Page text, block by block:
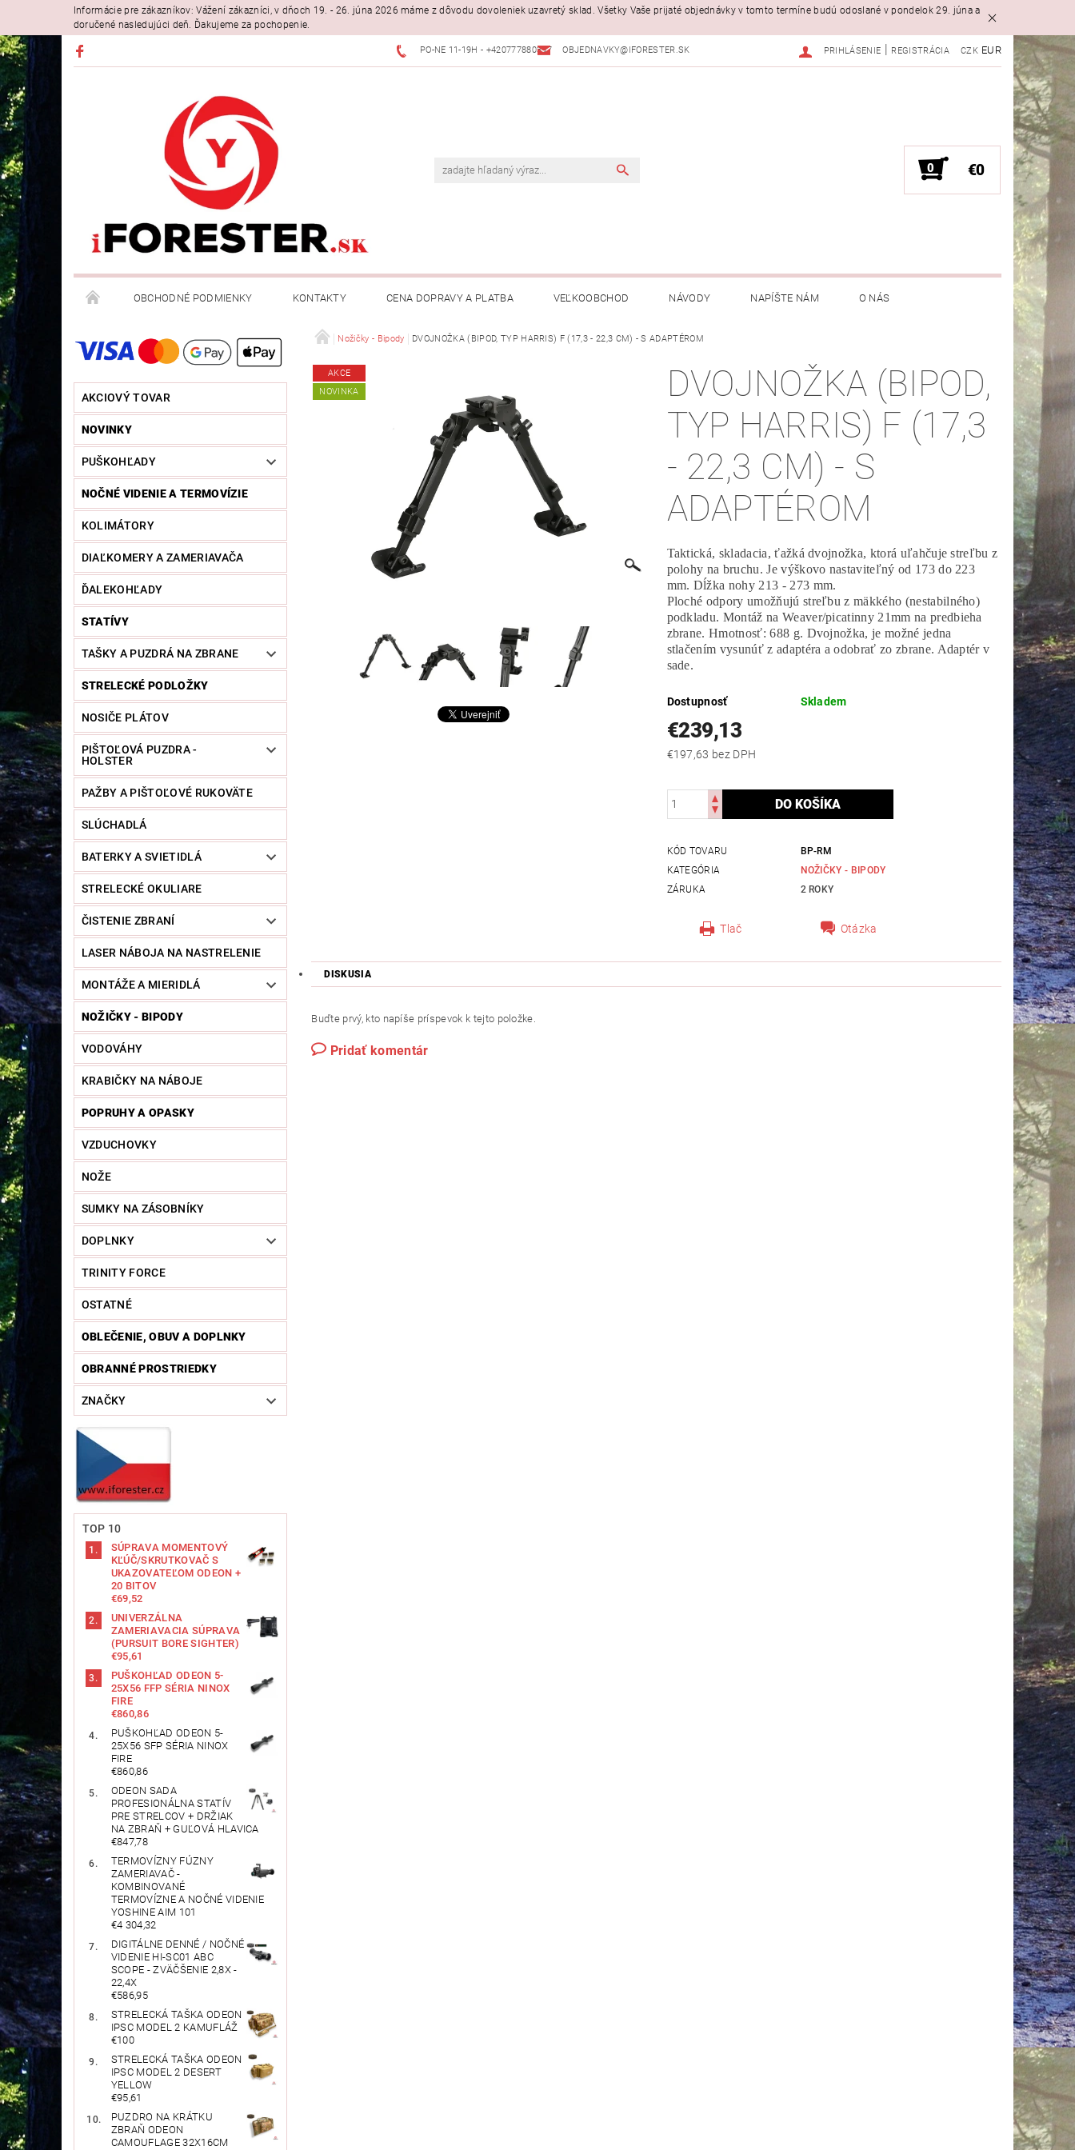
Informácie pre zákazníkov: Vážení zákazníci, v dňoch 19. - 26. júna 2026 máme z dôvodu dovoleniek uzavretý sklad. Všetky Vaše prijaté objednávky v tomto termíne budú odoslané v pondelok 29. júna a
doručené nasledujúci deň. Ďakujeme za pochopenie.
PO-NE 11-19H - +420777880397 OBJEDNAVKY@IFORESTER.SK CZK EUR
PRIHLÁSENIE REGISTRÁCIA
0 €0
OBCHODNÉ PODMIENKY KONTAKTY CENA DOPRAVY A PLATBA VEĽKOOBCHOD NÁVODY NAPÍŠTE NÁM O NÁS
AKCIOVÝ TOVAR
NOVINKY
PUŠKOHĽADY
NOČNÉ VIDENIE A TERMOVÍZIE
KOLIMÁTORY
DIAĽKOMERY A ZAMERIAVAČA
ĎALEKOHĽADY
STATÍVY
TAŠKY A PUZDRÁ NA ZBRANE
STRELECKÉ PODLOŽKY
NOSIČE PLÁTOV
PIŠTOĽOVÁ PUZDRA -
HOLSTER
PAŽBY A PIŠTOĽOVÉ RUKOVÄTE
SLÚCHADLÁ
BATERKY A SVIETIDLÁ
STRELECKÉ OKULIARE
ČISTENIE ZBRANÍ
LASER NÁBOJA NA NASTRELENIE
MONTÁŽE A MIERIDLÁ
NOŽIČKY - BIPODY
VODOVÁHY
KRABIČKY NA NÁBOJE
POPRUHY A OPASKY
VZDUCHOVKY
NOŽE
SUMKY NA ZÁSOBNÍKY
DOPLNKY
TRINITY FORCE
OSTATNÉ
OBLEČENIE, OBUV A DOPLNKY
OBRANNÉ PROSTRIEDKY
ZNAČKY
TOP 10
SÚPRAVA MOMENTOVÝ
KĽÚČ/SKRUTKOVAČ S
UKAZOVATEĽOM ODEON +
20 BITOV
€69,52
UNIVERZÁLNA
ZAMERIAVACIA SÚPRAVA
(PURSUIT BORE SIGHTER)
€95,61
PUŠKOHĽAD ODEON 5-
25X56 FFP SÉRIA NINOX
FIRE
€860,86
PUŠKOHĽAD ODEON 5-
25X56 SFP SÉRIA NINOX
FIRE
€860,86
ODEON SADA
PROFESIONÁLNA STATÍV
PRE STRELCOV + DRŽIAK
NA ZBRAŇ + GUĽOVÁ HLAVICA
€847,78
TERMOVÍZNY FÚZNY
ZAMERIAVAČ -
KOMBINOVANÉ
TERMOVÍZNE A NOČNÉ VIDENIE
YOSHINE AIM 101
€4 304,32
DIGITÁLNE DENNÉ / NOČNÉ
VIDENIE HI-SC01 ABC
SCOPE - ZVÄČŠENIE 2,8X -
22,4X
€586,95
STRELECKÁ TAŠKA ODEON
IPSC MODEL 2 KAMUFLÁŽ
€100
STRELECKÁ TAŠKA ODEON
IPSC MODEL 2 DESERT
YELLOW
€95,61
PUZDRO NA KRÁTKU
ZBRAŇ ODEON
CAMOUFLAGE 32X16CM
Nožičky - Bipody DVOJNOŽKA (BIPOD, TYP HARRIS) F (17,3 - 22,3 CM) - S ADAPTÉROM
AKCE
NOVINKA
DVOJNOŽKA (BIPOD,
TYP HARRIS) F (17,3
- 22,3 CM) - S
ADAPTÉROM
Taktická, skladacia, ťažká dvojnožka, ktorá uľahčuje streľbu z
polohy na bruchu. Je výškovo nastaviteľný od 173 do 223
mm. Dĺžka nohy 213 - 273 mm.
Ploché odpory umožňujú streľbu z mäkkého (nestabilného)
podkladu. Montáž na Weaver/picatinny 21mm na predbieha
zbrane. Hmotnosť: 688 g. Dvojnožka, je možné jedna
stlačením vysunúť z adaptéra a odobrať zo zbrane. Adaptér v
sade.
Dostupnosť Skladem
€239,13
€197,63 bez DPH
KÓD TOVARU
BP-RM
KATEGÓRIA
NOŽIČKY - BIPODY
ZÁRUKA
2 ROKY
Tlač Otázka
DISKUSIA
Buďte prvý, kto napíše príspevok k tejto položke.
Pridať komentár